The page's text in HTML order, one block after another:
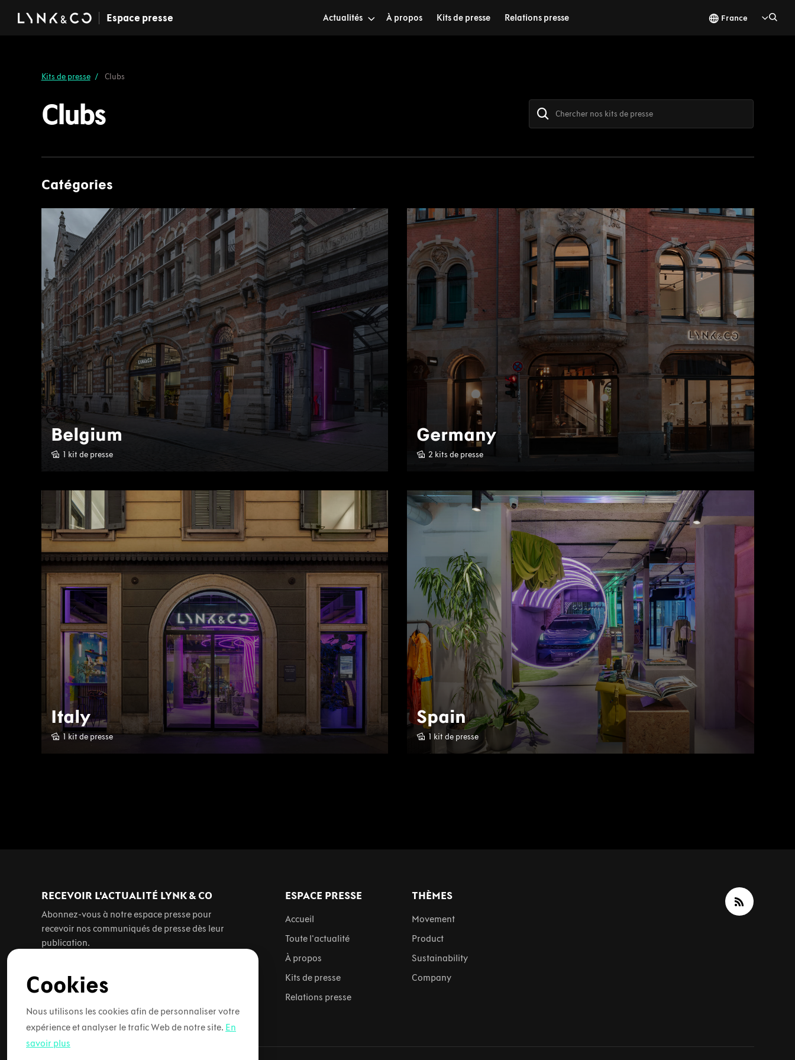
Espace presse Actualités À propos Kits de presse Relations presse France
Kits de presse Clubs
Clubs
Catégories
Belgium
1 kit de presse
Germany
2 kits de presse
Italy
1 kit de presse
Spain
1 kit de presse
RECEVOIR L'ACTUALITÉ LYNK & CO
Abonnez-vous à notre espace presse pour
recevoir nos communiqués de presse dès leur
publication.
S'abonner par e-mail
ESPACE PRESSE
Accueil
Toute l'actualité
À propos
Kits de presse
Relations presse
THÈMES
Movement
Product
Sustainability
Company
Cookies
Nous utilisons les cookies afin de personnaliser votre
expérience et analyser le trafic Web de notre site. En
savoir plus